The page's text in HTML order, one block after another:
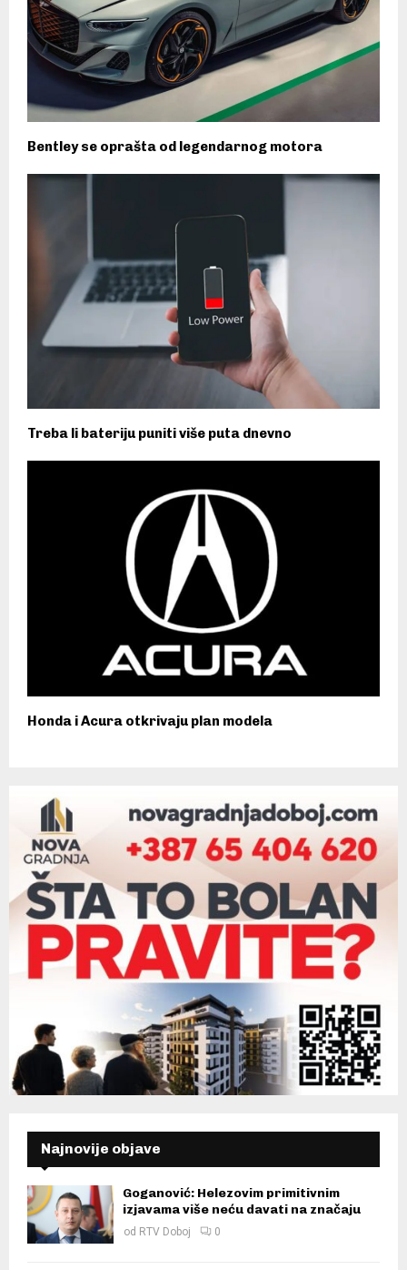
Bentley se oprašta od legendarnog motora
Treba li bateriju puniti više puta dnevno
Honda i Acura otkrivaju plan modela
Najnovije objave
Goganović: Helezovim primitivnim
izjavama više neću davati na značaju
od RTV Doboj 0